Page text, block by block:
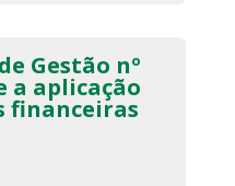
Gestão nº
a aplicação
financeiras